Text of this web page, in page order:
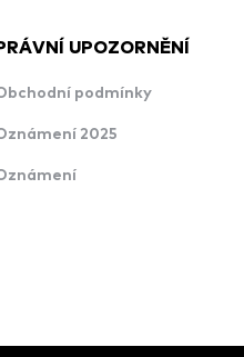
UPOZORNĚNÍ
podmínky
2025